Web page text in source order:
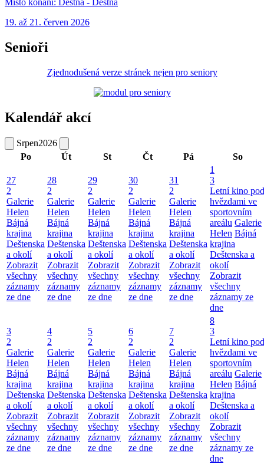
Místo konání: Deštná - Deštná
19. až 21. červen 2026
Senioři
Zjednodušená verze stránek nejen pro seniory
Kalendář akcí
Srpen2026
Po
Út St Čt Pá So
27
2
Galerie
Helen
Bájná
krajina
Deštenska
a okolí
Zobrazit
všechny
záznamy
ze dne
28
2
Galerie
Helen
Bájná
krajina
Deštenska
a okolí
Zobrazit
všechny
záznamy
ze dne
29
2
Galerie
Helen
Bájná
krajina
Deštenska
a okolí
Zobrazit
všechny
záznamy
ze dne
30
2
Galerie
Helen
Bájná
krajina
Deštenska
a okolí
Zobrazit
všechny
záznamy
ze dne
31
2
Galerie
Helen
Bájná
krajina
Deštenska
a okolí
Zobrazit
všechny
záznamy
ze dne
1
3
Letní kino pod
hvězdami ve
sportovním
areálu Galerie
Helen Bájná
krajina
Deštenska a
okolí
Zobrazit
všechny
záznamy ze
dne
3
2
Galerie
Helen
Bájná
krajina
Deštenska
a okolí
Zobrazit
všechny
záznamy
ze dne
4
2
Galerie
Helen
Bájná
krajina
Deštenska
a okolí
Zobrazit
všechny
záznamy
ze dne
5
2
Galerie
Helen
Bájná
krajina
Deštenska
a okolí
Zobrazit
všechny
záznamy
ze dne
6
2
Galerie
Helen
Bájná
krajina
Deštenska
a okolí
Zobrazit
všechny
záznamy
ze dne
7
2
Galerie
Helen
Bájná
krajina
Deštenska
a okolí
Zobrazit
všechny
záznamy
ze dne
8
3
Letní kino pod
hvězdami ve
sportovním
areálu Galerie
Helen Bájná
krajina
Deštenska a
okolí
Zobrazit
všechny
záznamy ze
dne